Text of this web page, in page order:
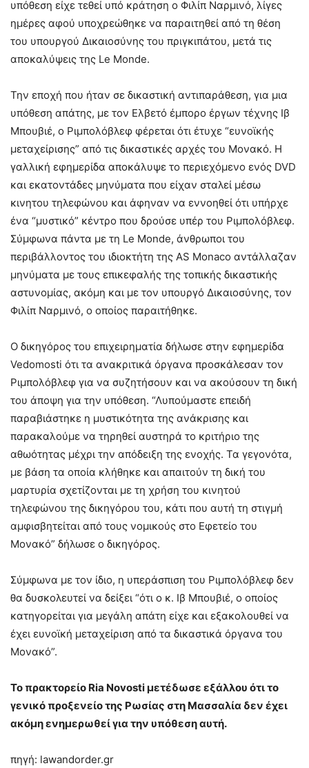
υπόθεση είχε τεθεί υπό κράτηση ο Φιλίπ Ναρμινό, λίγες
ημέρες αφού υποχρεώθηκε να παραιτηθεί από τη θέση
του υπουργού Δικαιοσύνης του πριγκιπάτου, μετά τις
αποκαλύψεις της Le Monde.
Την εποχή που ήταν σε δικαστική αντιπαράθεση, για μια
υπόθεση απάτης, με τον Ελβετό έμπορο έργων τέχνης Ιβ
Μπουβιέ, ο Ριμπoλόβλεφ φέρεται ότι έτυχε “ευνοϊκής
μεταχείρισης” από τις δικαστικές αρχές του Μονακό. Η
γαλλική εφημερίδα αποκάλυψε το περιεχόμενο ενός DVD
και εκατοντάδες μηνύματα που είχαν σταλεί μέσω
κινητου τηλεφώνου και άφηναν να εννοηθεί ότι υπήρχε
ένα “μυστικό” κέντρο που δρούσε υπέρ του Ριμπoλόβλεφ.
Σύμφωνα πάντα με τη Le Monde, άνθρωποι του
περιβάλλοντος του ιδιοκτήτη της AS Monaco αντάλλαζαν
μηνύματα με τους επικεφαλής της τοπικής δικαστικής
αστυνομίας, ακόμη και με τον υπουργό Δικαιοσύνης, τον
Φιλίπ Ναρμινό, ο οποίος παραιτήθηκε.
Ο δικηγόρος του επιχειρηματία δήλωσε στην εφημερίδα
Vedomosti ότι τα ανακριτικά όργανα προσκάλεσαν τον
Ριμπoλόβλεφ για να συζητήσουν και να ακούσουν τη δική
του άποψη για την υπόθεση. “Λυπούμαστε επειδή
παραβιάστηκε η μυστικότητα της ανάκρισης και
παρακαλούμε να τηρηθεί αυστηρά το κριτήριο της
αθωότητας μέχρι την απόδειξη της ενοχής. Τα γεγονότα,
με βάση τα οποία κλήθηκε και απαιτούν τη δική του
μαρτυρία σχετίζονται με τη χρήση του κινητού
τηλεφώνου της δικηγόρου του, κάτι που αυτή τη στιγμή
αμφισβητείται από τους νομικούς στο Εφετείο του
Μονακό” δήλωσε ο δικηγόρος.
Σύμφωνα με τον ίδιο, η υπεράσπιση του Ριμπoλόβλεφ δεν
θα δυσκολευτεί να δείξει “ότι ο κ. Ιβ Μπουβιέ, ο οποίος
κατηγορείται για μεγάλη απάτη είχε και εξακολουθεί να
έχει ευνοϊκή μεταχείριση από τα δικαστικά όργανα του
Μονακό”.
Το πρακτορείο Ria Novosti μετέδωσε εξάλλου ότι το
γενικό προξενείο της Ρωσίας στη Μασσαλία δεν έχει
ακόμη ενημερωθεί για την υπόθεση αυτή.
πηγή: lawandorder.gr